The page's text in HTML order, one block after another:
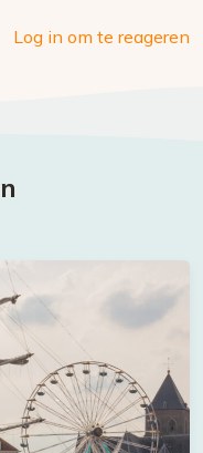
Log in om te reageren